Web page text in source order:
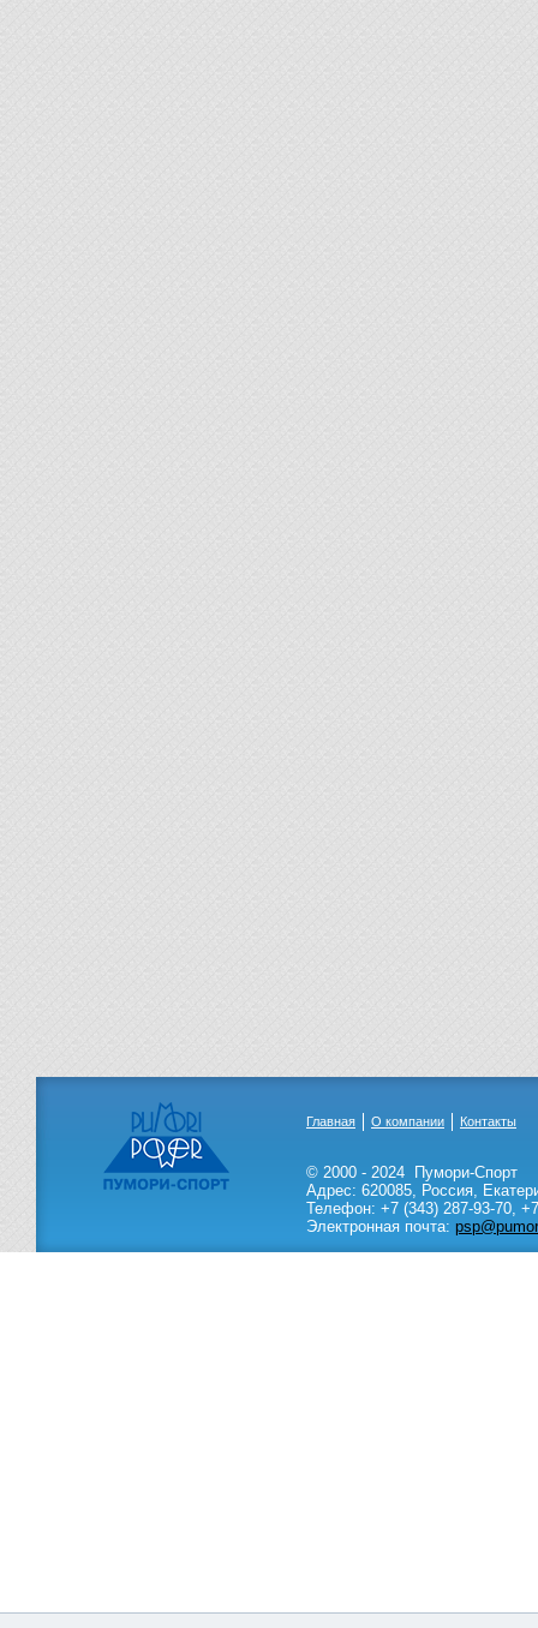
Главная О компании Контакты
© 2000 - 2024
Пумори-Спорт
Адрес: 620085, Россия,
Телефон: +7 (343) 287-93-70,
Электронная почта: